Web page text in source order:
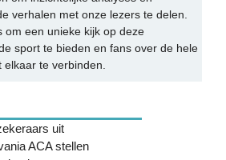
verhalen met onze lezers te delen.
om een unieke kijk op deze
sport te bieden en fans over de hele
elkaar te verbinden.
uit
ACA stellen